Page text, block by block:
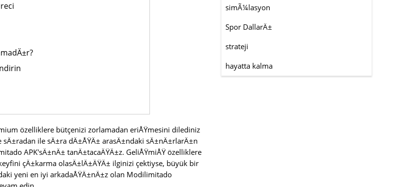
özelliklere bütçenizi zorlamadan eriÅŸmesini dilediniz
ile sÄ±ra dÄ±ÅŸÄ± arasÄ±ndaki sÄ±nÄ±rlarÄ±n
APK'sÄ±nÄ± tanÄ±tacaÄŸÄ±z. GeliÅŸmiÅŸ özelliklere
çÄ±karma olasÄ±lÄ±ÄŸÄ± ilginizi çektiyse, büyük bir
yeni en iyi arkadaÅŸÄ±nÄ±z olan Modilimitado
simÃ¼lasyon
Spor DallarÄ±
strateji
hayatta kalma